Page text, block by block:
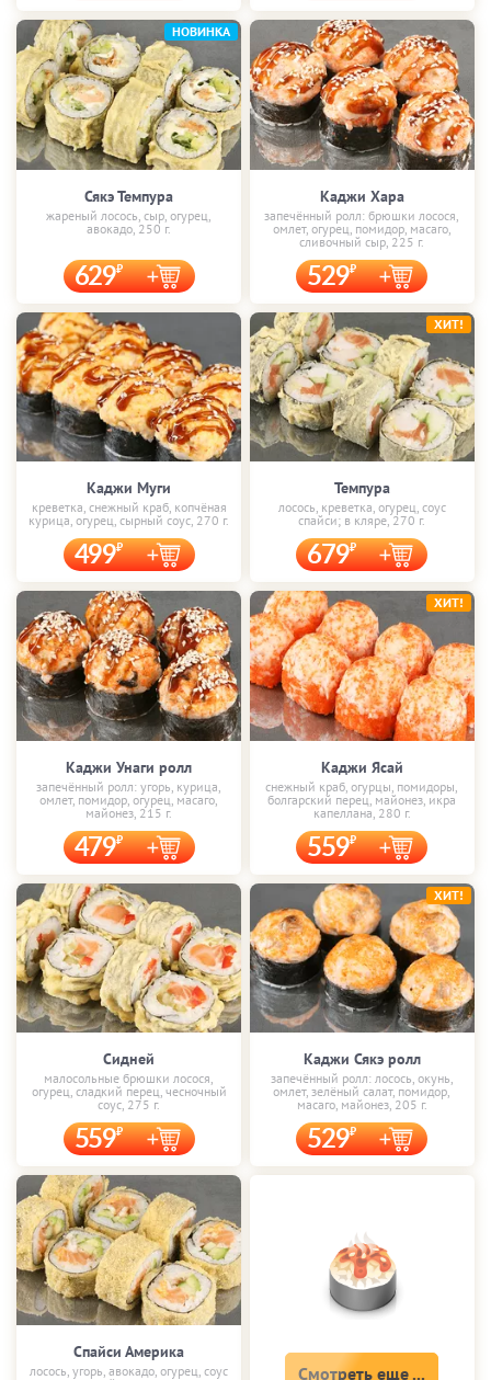
Сякэ Темпура
жареный лосось, сыр, огурец,
авокадо, 250 г.
629
НОВИНКА
Каджи Хара
запечённый ролл: брюшки лосося,
омлет, огурец, помидор, масаго,
сливочный сыр, 225 г.
529
Каджи Муги
креветка, снежный краб, копчёная
курица, огурец, сырный соус, 270 г.
499
Темпура
лосось, креветка, огурец, соус
спайси; в кляре, 270 г.
679
ХИТ!
Каджи Унаги ролл
запечённый ролл: угорь, курица,
омлет, помидор, огурец, масаго,
майонез, 215 г.
479
Каджи Ясай
снежный краб, огурцы, помидоры,
болгарский перец, майонез, икра
капеллана, 280 г.
559
ХИТ!
Сидней
малосольные брюшки лосося,
огурец, сладкий перец, чесночный
соус, 275 г.
559
Каджи Сякэ ролл
запечённый ролл: лосось, окунь,
омлет, зелёный салат, помидор,
масаго, майонез, 205 г.
529
ХИТ!
Спайси Америка
лосось, угорь, авокадо, огурец, соус
Смотреть еще ...